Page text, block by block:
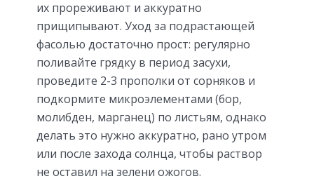
их прореживают и аккуратно
прищипывают. Уход за подрастающей
фасолью достаточно прост: регулярно
поливайте грядку в период засухи,
проведите 2-3 прополки от сорняков и
подкормите микроэлементами (бор,
молибден, марганец) по листьям, однако
делать это нужно аккуратно, рано утром
или после захода солнца, чтобы раствор
не оставил на зелени ожогов.